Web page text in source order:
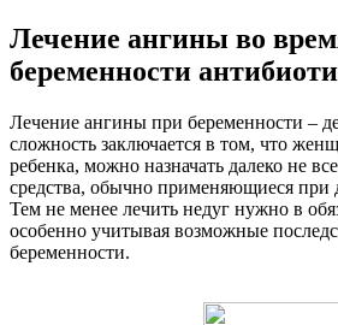
Лечение ангины во
беременности
Лечение ангины при беременности –
сложность заключается в том, что
ребенка, можно назначать далеко не
средства, обычно применяющиеся при
Тем не менее лечить недуг нужно в
особенно учитывая возможные
беременности.